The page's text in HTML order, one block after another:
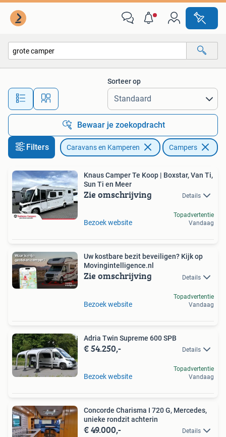
Alle afstanden…
Sorteer op
Bewaar je zoekopdracht
Filters Caravans en Kamperen Campers
Knaus Camper Te Koop | Boxstar, Van Ti,
Sun Ti en Meer
Zie omschrijving Details
Bezoek website
Topadvertentie
Vandaag
Uw kostbare bezit beveiligen? Kijk op
Movingintelligence.nl
Zie omschrijving Details
Bezoek website
Topadvertentie
Vandaag
Adria Twin Supreme 600 SPB
€ 54.250,- Details
Bezoek website
Topadvertentie
Vandaag
Concorde Charisma I 720 G, Mercedes,
unieke rondzit achterin
€ 49.000,- Details